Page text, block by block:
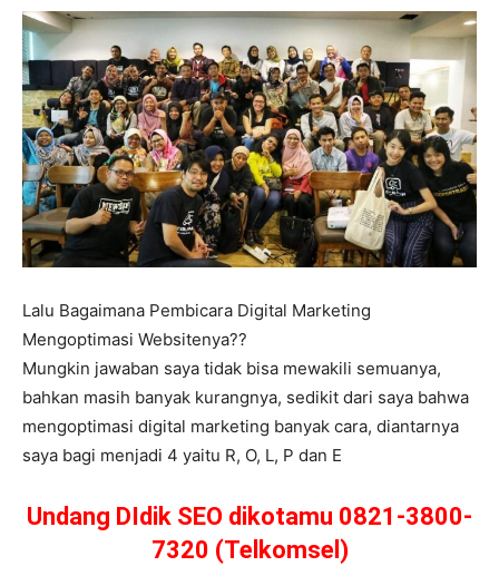
Lalu Bagaimana Pembicara Digital Marketing
Mengoptimasi Websitenya??
Mungkin jawaban saya tidak bisa mewakili semuanya,
bahkan masih banyak kurangnya, sedikit dari saya bahwa
mengoptimasi digital marketing banyak cara, diantarnya
saya bagi menjadi 4 yaitu R, O, L, P dan E
Undang DIdik SEO dikotamu 0821-3800-
7320 (Telkomsel)